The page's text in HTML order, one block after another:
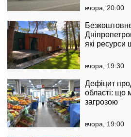
вчора, 20:00
які ресурси
вчора, 19:30
Дефіцит
області: що
загрозою
вчора, 19:00